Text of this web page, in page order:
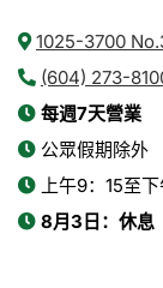
1025-3700
(604) 273-
每週7天營業
公眾假期除外
上午9：15至
8月3日：休息